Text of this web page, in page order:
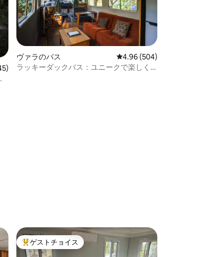
件、5つ星中4.96つ星の平均評価
ヴァラのバス レビュー504件、5つ星
4.96 (504)
ラッキーダックバス：ユニークで楽しく
大好評のゲストチョイスです。
ゲストチョイス